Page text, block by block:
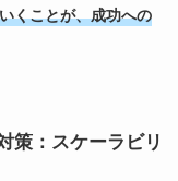
くことが、成功への
策：スケーラビリ